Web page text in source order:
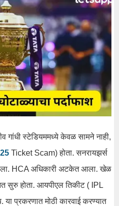
गांधी स्टेडियममध्ये केवळ सामने नाही,
Ticket Scam) होता. सनरायझर्स
HCA अधिकारी अटकेत आला. खेळ
सुरु होता. आयपीएल तिकीट ( IPL
या प्रकरणात मोठी कारवाई करण्यात